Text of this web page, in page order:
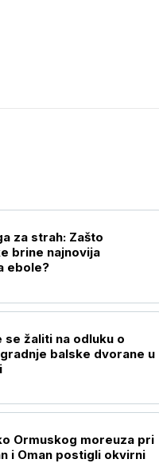
za strah: Zašto
brine najnovija
ebole?
se žaliti na odluku o
balske dvorane u
Ormuskog moreuza pri
i Oman postigli okvirni